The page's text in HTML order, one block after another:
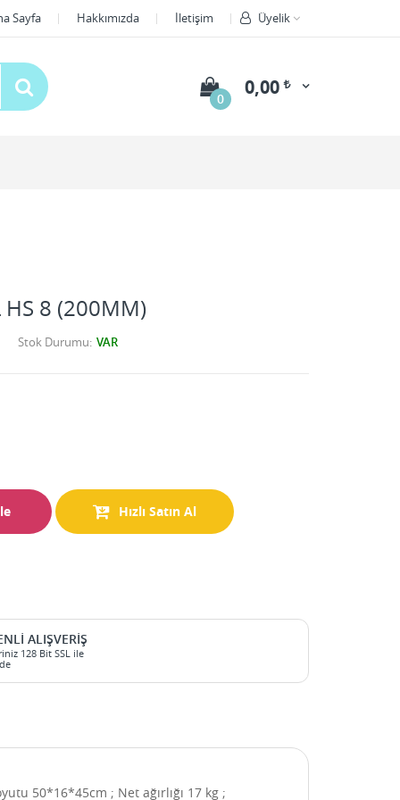
Üyelik
Sayfa Hakkımızda İletişim
0 0,00
HS 8 (200MM)
Stok Durumu VAR
Hızlı Satın Al
ALIŞVERIŞ
128 Bit SSL ile
50*16*45cm ; Net ağırlığı 17 kg ;